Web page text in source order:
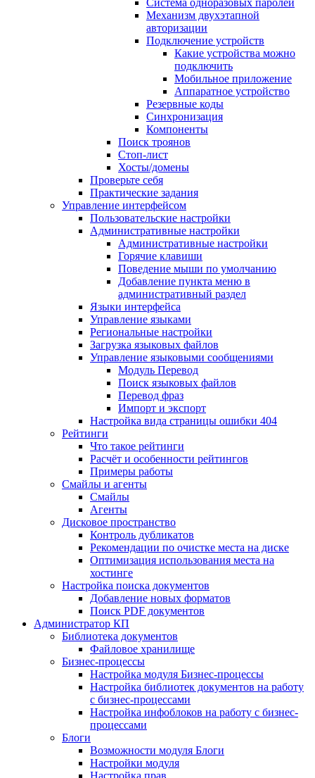
Система одноразовых паролей
Механизм двухэтапной
авторизации
Подключение устройств
Какие устройства можно
подключить
Мобильное приложение
Аппаратное устройство
Резервные коды
Синхронизация
Компоненты
Поиск троянов
Стоп-лист
Хосты/домены
Проверьте себя
Практические задания
Управление интерфейсом
Пользовательские настройки
Административные настройки
Административные настройки
Горячие клавиши
Поведение мыши по умолчанию
Добавление пункта меню в
административный раздел
Языки интерфейса
Управление языками
Региональные настройки
Загрузка языковых файлов
Управление языковыми сообщениями
Mодуль Перевод
Поиск языковых файлов
Перевод фраз
Импорт и экспорт
Настройка вида страницы ошибки 404
Рейтинги
Что такое рейтинги
Расчёт и особенности рейтингов
Примеры работы
Смайлы и агенты
Смайлы
Агенты
Дисковое пространство
Контроль дубликатов
Рекомендации по очистке места на диске
Оптимизация использования места на
хостинге
Настройка поиска документов
Добавление новых форматов
Поиск PDF документов
Администратор КП
Библиотека документов
Файловое хранилище
Бизнес-процессы
Настройка модуля Бизнес-процессы
Настройка библиотек документов на работу
с бизнес-процессами
Настройка инфоблоков на работу с бизнес-
процессами
Блоги
Возможности модуля Блоги
Настройки модуля
Настройка прав